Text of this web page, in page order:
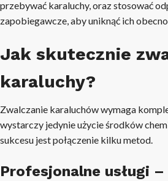
przebywać karaluchy, oraz stosować
zapobiegawcze, aby uniknąć ich
Jak skutecznie
karaluchy?
Zwalczanie karaluchów wymaga
wystarczy jedynie użycie środków
sukcesu jest połączenie kilku metod.
Profesjonalne usługi –